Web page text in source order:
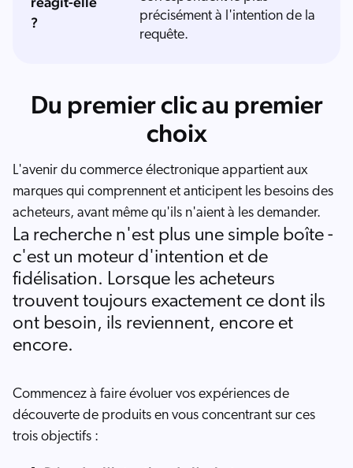
?
précisément à l'intention de la
requête.
Du premier clic au premier
choix
L'avenir du commerce électronique appartient aux
marques qui comprennent et anticipent les besoins des
acheteurs, avant même qu'ils n'aient à les demander.
La recherche n'est plus une simple boîte -
c'est un moteur d'intention et de
fidélisation. Lorsque les acheteurs
trouvent toujours exactement ce dont ils
ont besoin, ils reviennent, encore et
encore.
Commencez à faire évoluer vos expériences de
découverte de produits en vous concentrant sur ces
trois objectifs :